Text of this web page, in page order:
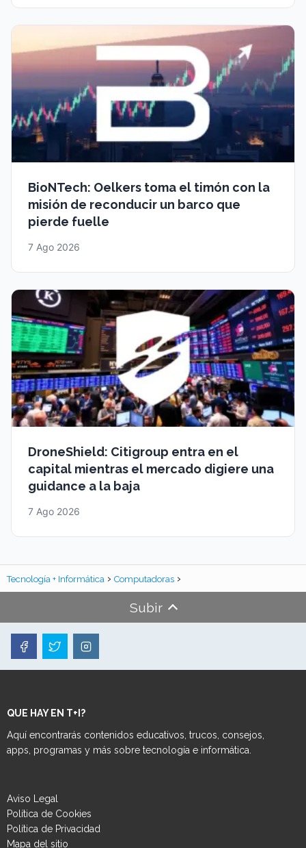
BioNTech: Oelkers toma el timón con la
misión de reconducir un barco que
pierde fuelle
7 Ago 2026
DroneShield: Citigroup entra en el
capital mientras el mercado digiere una
guidance a la baja
7 Ago 2026
Tecnología + Informática Computadoras
Subir
QUE HAY EN T+I?
Aquí encontrarás contenidos educativos, trucos, consejos,
apps, programas y más sobre tecnología e informática.
Aviso Legal
Política de Cookies
Política de Privacidad
Mapa del sitio